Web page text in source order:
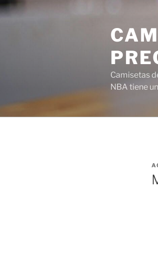
Saltar
al
Camisetas
NBA tiene
EL